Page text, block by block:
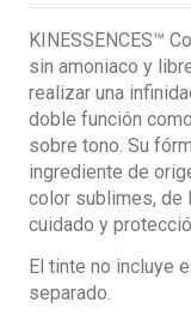
KINESSENCES™
sin amoniaco y
realizar una
doble función
sobre tono. Su
ingrediente de
color sublimes, de
cuidado y
El tinte no incluye
separado.